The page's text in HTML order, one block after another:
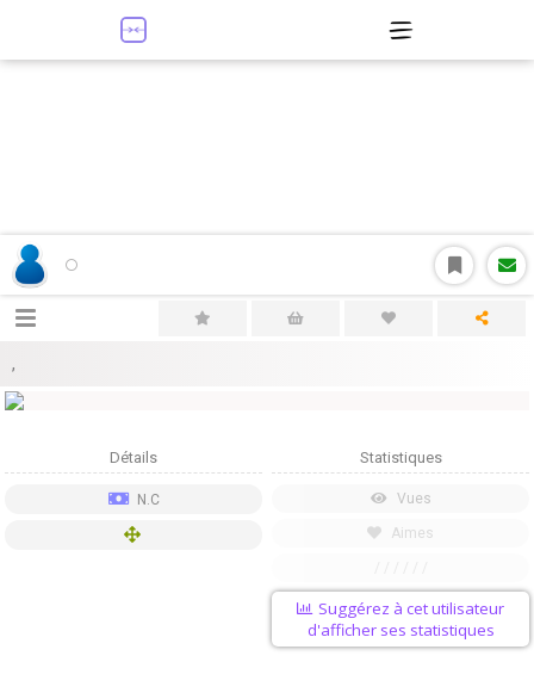
,
Détails
N.C
Statistiques
Vues
Aimes
Suggérez à cet utilisateur
d'afficher ses statistiques